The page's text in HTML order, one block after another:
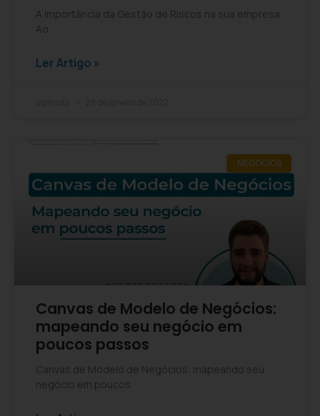
A importância da Gestão de Riscos na sua empresa
Ao
Ler Artigo »
NEGÓCIOS
Canvas de Modelo de Negócios:
mapeando seu negócio em
poucos passos
Canvas de Modelo de Negócios: mapeando seu
negócio em poucos